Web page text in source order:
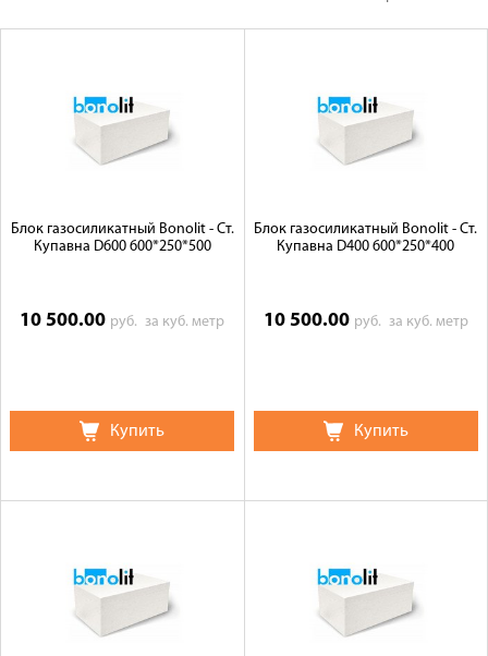
Галерея объектов
Контакты
Блок газосиликатный Bonolit - Ст.
Купавна D600 600*250*500
10 500.00 руб.за куб. метр
Купить
Блок газосиликатный Bonolit - Ст.
Купавна D400 600*250*400
10 500.00 руб. за куб. метр
Купить